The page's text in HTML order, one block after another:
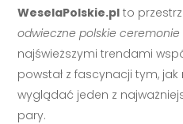
WeselaPolskie.pl to
odwieczne polskie ceremonie
najświeższymi trendami
powstał z fascynacji tym,
wyglądać jeden z
pary.